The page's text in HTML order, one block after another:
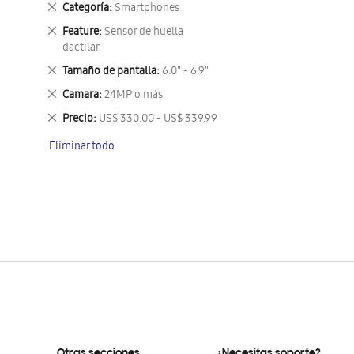
Categoría Smartphones
Eliminar
este
artículo
Feature Sensor de huella
dactilar
Eliminar
este
artículo
Tamaño de pantalla 6.0" - 6.9"
Eliminar
este
artículo
Camara 24MP o más
Eliminar
este
artículo
Precio US$ 330.00 - US$ 339.99
Eliminar
artículo
Eliminar todo